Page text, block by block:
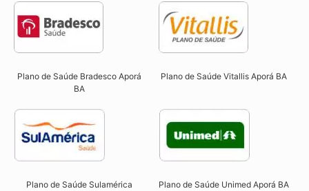
Plano de Saúde Bradesco Aporá
BA
Plano de Saúde Vitallis Aporá BA
Plano de Saúde Sulamérica
Plano de Saúde Unimed Aporá BA